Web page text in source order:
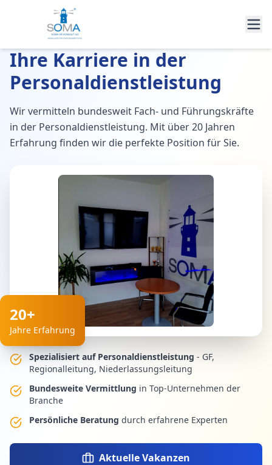
Ihre Karriere in der
Personaldienstleistung
Wir vermitteln bundesweit Fach- und Führungskräfte
in der Personaldienstleistung. Mit über 20 Jahren
Erfahrung finden wir die perfekte Position für Sie.
20+
Jahre Erfahrung
Spezialisiert auf Personaldienstleistung - GF,
Regionalleitung, Niederlassungsleitung
Bundesweite Vermittlung in Top-Unternehmen der
Branche
Persönliche Beratung durch erfahrene Experten
Aktuelle Vakanzen